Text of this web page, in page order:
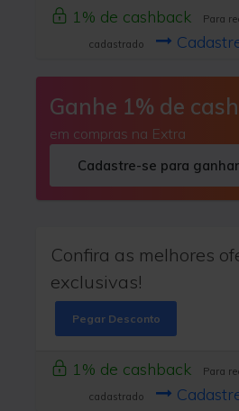
1% de cashback
Para
cadastrado
Ganhe 1% de
em compras na Extra
Cadastre-se para ganhar
Confira as melhores
exclusivas!
Pegar Desconto
1% de cashback
Para
cadastrado